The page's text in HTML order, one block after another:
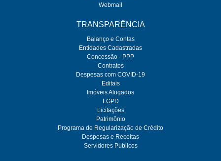
Webmail
TRANSPARÊNCIA
Balanço e Contas
Entidades Cadastradas
Concessão - PPP
Contratos
Despesas com COVID-19
Editais
Imóveis Alugados
LGPD
Licitações
Patrimônio
Programa de Regularização de Crédito
Despesas e Receitas
Servidores Públicos